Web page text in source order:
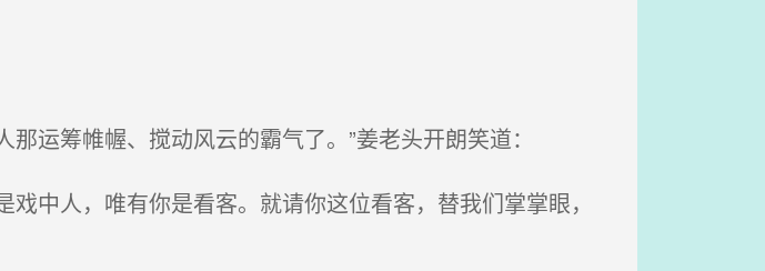
运筹帷幄、搅动风云的霸气了。”姜老头开朗笑道：
中人，唯有你是看客。就请你这位看客，替我们掌掌眼，